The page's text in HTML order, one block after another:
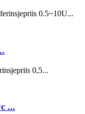
0.5~10U...
0,5...
...